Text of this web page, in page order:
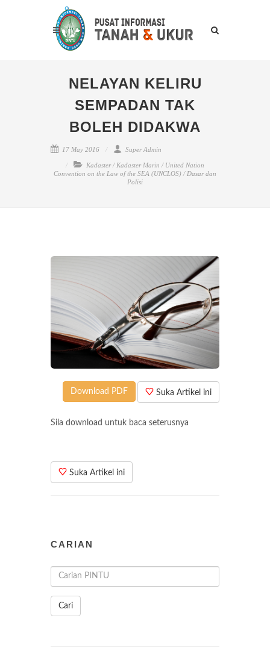
NELAYAN KELIRU
SEMPADAN TAK
BOLEH DIDAKWA
17 May 2016 Super Admin
Kadaster / Kadaster Marin / United Nation
Convention on the Law of the SEA (UNCLOS) / Dasar dan
Polisi
Suka Artikel ini
Download PDF
Sila download untuk baca seterusnya
Suka Artikel ini
CARIAN
Cari